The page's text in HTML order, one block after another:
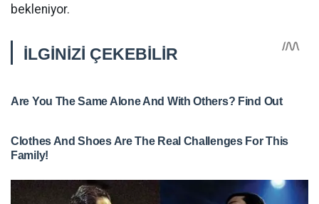
bekleniyor.